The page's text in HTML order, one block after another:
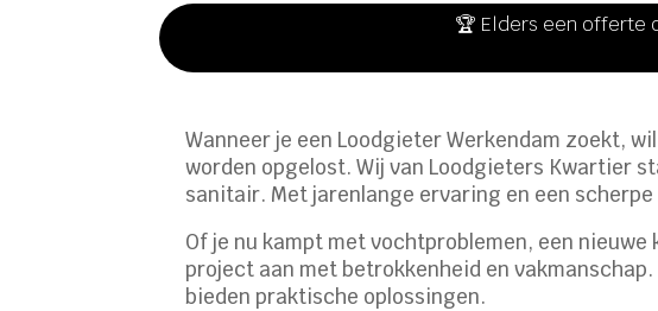
🏆 Elders een offerte
Wanneer je een Loodgieter Werkendam zoekt,
worden opgelost. Wij van Loodgieters Kwartier
sanitair. Met jarenlange ervaring en een
Of je nu kampt met vochtproblemen, een
project aan met betrokkenheid en
bieden praktische oplossingen.